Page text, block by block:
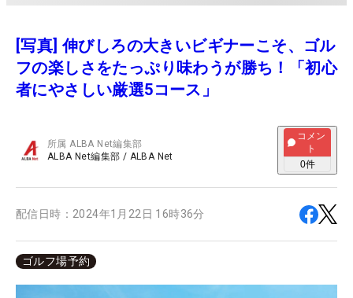
[写真] 伸びしろの大きいビギナーこそ、ゴル
フの楽しさをたっぷり味わうが勝ち！「初心
者にやさしい厳選5コース」
所属ALBA Net編集部
ALBA Net編集部 / ALBA Net
コメン
ト
0件
配信日時： 2024年1月22日 16時36分
ゴルフ場予約